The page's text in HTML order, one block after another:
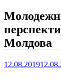
Молдова
12.08.2019